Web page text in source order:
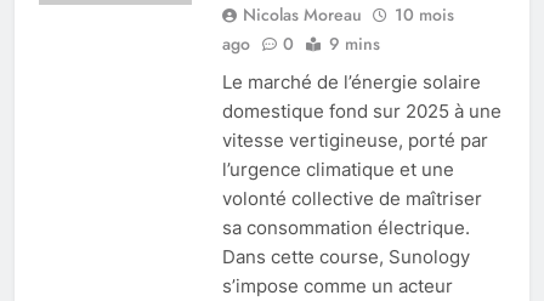
Nicolas Moreau
10 mois
ago
0 9 mins
Le marché de l’énergie solaire
domestique fond sur 2025 à une
vitesse vertigineuse, porté par
l’urgence climatique et une
volonté collective de maîtriser
sa consommation électrique.
Dans cette course, Sunology
s’impose comme un acteur